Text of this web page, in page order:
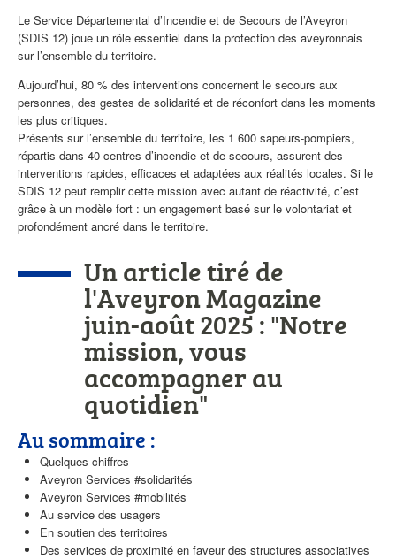
Le Service Départemental d’Incendie et de Secours de l’Aveyron
(SDIS 12) joue un rôle essentiel dans la protection des aveyronnais
sur l’ensemble du territoire.
Aujourd’hui, 80 % des interventions concernent le secours aux
personnes, des gestes de solidarité et de réconfort dans les moments
les plus critiques.
Présents sur l’ensemble du territoire, les 1 600 sapeurs-pompiers,
répartis dans 40 centres d’incendie et de secours, assurent des
interventions rapides, efficaces et adaptées aux réalités locales. Si le
SDIS 12 peut remplir cette mission avec autant de réactivité, c’est
grâce à un modèle fort : un engagement basé sur le volontariat et
profondément ancré dans le territoire.
Un article tiré de
l'Aveyron Magazine
juin-août 2025 : "Notre
mission, vous
accompagner au
quotidien"
Au sommaire :
Quelques chiffres
Aveyron Services #solidarités
Aveyron Services #mobilités
Au service des usagers
En soutien des territoires
Des services de proximité en faveur des structures associatives